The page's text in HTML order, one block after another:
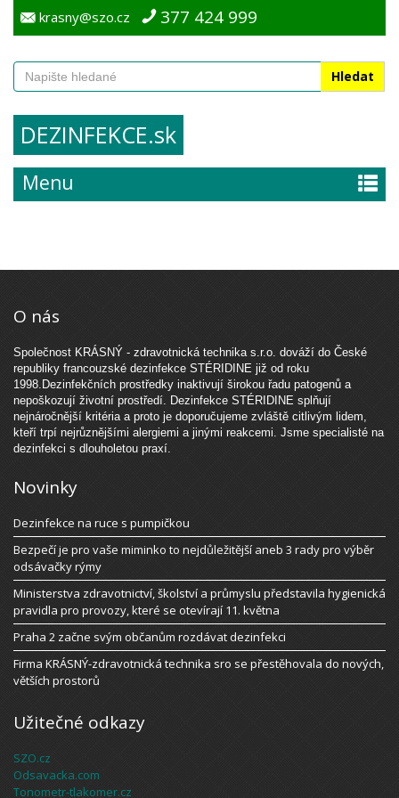
krasny@szo.cz 377 424 999
Hledat
DEZINFEKCE.sk
Menu
home
O nás
Společnost KRÁSNÝ - zdravotnická technika s.r.o. dováží do České
republiky francouzské dezinfekce STÉRIDINE již od roku
1998.Dezinfekčních prostředky inaktivují širokou řadu patogenů a
nepoškozují životní prostředí. Dezinfekce STÉRIDINE splňují
nejnáročnější kritéria a proto je doporučujeme zvláště citlivým lidem,
kteří trpí nejrůznějšími alergiemi a jinými reakcemi. Jsme specialisté na
dezinfekci s dlouholetou praxí.
Novinky
Dezinfekce na ruce s pumpičkou
Bezpečí je pro vaše miminko to nejdůležitější aneb 3 rady pro výběr
odsávačky rýmy
Ministerstva zdravotnictví, školství a průmyslu představila hygienická
pravidla pro provozy, které se otevírají 11. května
Praha 2 začne svým občanům rozdávat dezinfekci
Firma KRÁSNÝ-zdravotnická technika sro se přestěhovala do nových,
větších prostorů
Užitečné odkazy
SZO.cz
Odsavacka.com
Tonometr-tlakomer.cz